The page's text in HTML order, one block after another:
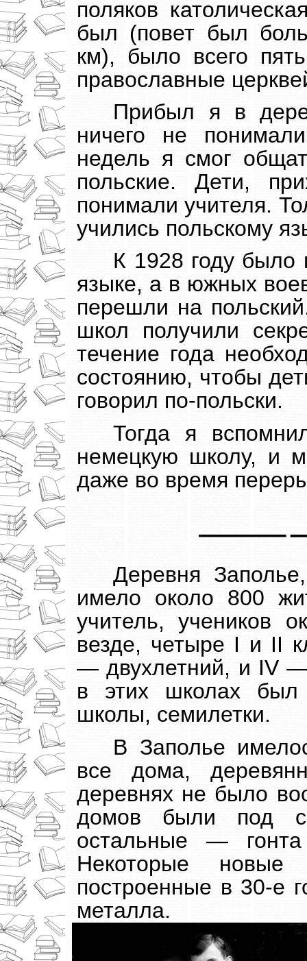
поляков
был (повет был
км), было всего
православные
Прибыл я в
ничего не
недель я смог
польские. Дети,
понимали учителя.
учились польскому
К 1928 году было
языке, а в южных
перешли на
школ получили
течение года
состоянию, чтобы
говорил по-польски.
Тогда я
немецкую школу, и
даже во время
Деревня
имело около 800
учитель, учеников
везде, четыре I и II
— двухлетний, и IV
в этих школах
школы, семилетки.
В Заполье
все дома,
деревнях не было
домов были под
остальные —
Некоторые
построенные в 30-е
металла.